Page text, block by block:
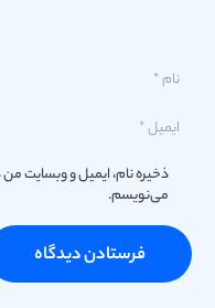
ذخیره نام، ایمیل و وبسایت من
می‌نویسم.
فرستادن دیدگاه